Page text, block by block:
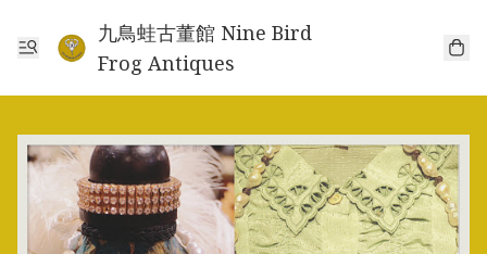
九鳥蛙古董館 Nine Bird
Frog Antiques